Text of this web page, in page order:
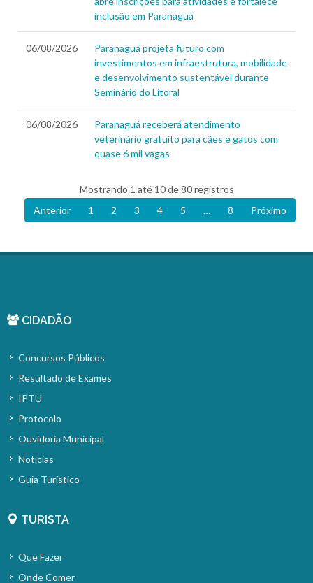
inclusão em Paranaguá
06/08/2026
Paranaguá projeta futuro com
investimentos em infraestrutura, mobilidade
e desenvolvimento sustentável durante
Seminário do Litoral
06/08/2026
Paranaguá receberá atendimento
veterinário gratuito para cães e gatos com
quase 6 mil vagas
Mostrando 1 até 10 de 80 registros
Anterior
1 2 3 4 5 … 8 Próximo
CIDADÃO
Concursos Públicos
Resultado de Exames
IPTU
Protocolo
Ouvidoria Municipal
Notícias
Guia Turístico
TURISTA
Que Fazer
Onde Comer